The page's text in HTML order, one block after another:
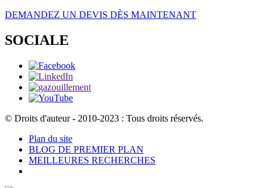
DEMANDEZ UN DEVIS DÈS MAINTENANT
SOCIALE
© Droits d'auteur - 2010-2023 : Tous droits réservés.
Plan du site
BLOG DE PREMIER PLAN
MEILLEURES RECHERCHES